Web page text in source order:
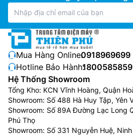
Mua Hàng Online:0918969699
Hotline Bảo Hành:1800585859
Hệ Thống Showroom
Tổng Kho: KCN Vĩnh Hoàng, Quận
Showroom: Số 488 Hà Huy Tập, Yên
Showroom: Số 89A Đường Lạc Long
Phú Thọ
Showroom: Số 331 Nguyễn Huệ,